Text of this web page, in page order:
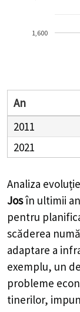
1,600
An
2011
2021
Analiza
Josîn ultimii
pentru
scăderea
adaptare a
exemplu, un
probleme
tinerilor,